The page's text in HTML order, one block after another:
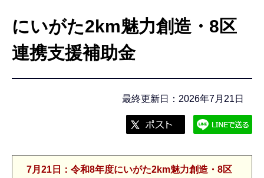
にいがた2km魅力創造・8区
連携支援補助金
最終更新日：2026年7月21日
7月21日：令和8年度にいがた2km魅力創造・8区